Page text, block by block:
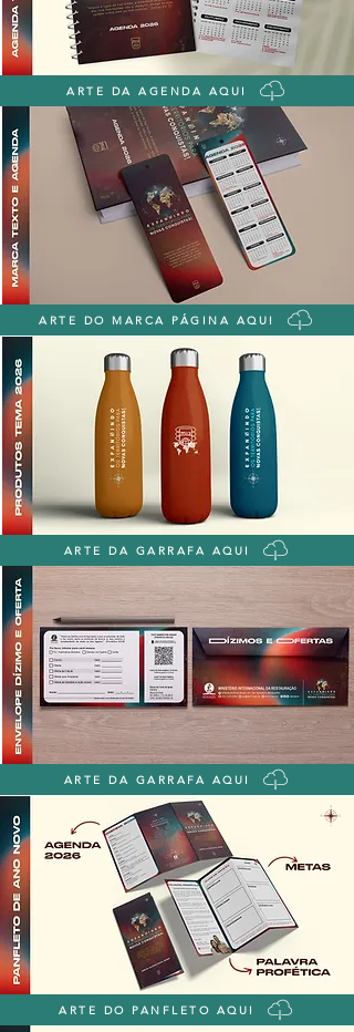
ARTE DA AGENDA AQUI
ARTE DO MARCA PÁGINA AQUI
ARTE DA GARRAFA AQUI
ARTE DA GARRAFA AQUI
ARTE DO PANFLETO AQUI